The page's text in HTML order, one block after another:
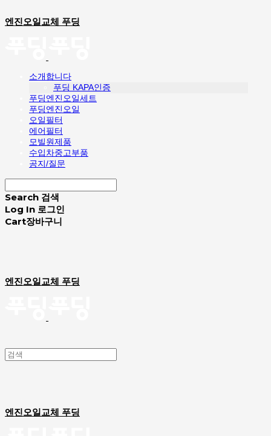
엔진오일교체 푸딩
소개합니다
푸딩 KAPA인증
푸딩엔진오일세트
푸딩엔진오일
오일필터
에어필터
모빌원제품
수입차중고부품
공지/질문
Search 검색
Log In 로그인
Cart장바구니
엔진오일교체 푸딩
엔진오일교체 푸딩